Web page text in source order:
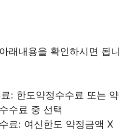
래내용을 확인하시면 됩니
: 한도약정수수료 또는 약
수료 중 선택
료: 여신한도 약정금액 X